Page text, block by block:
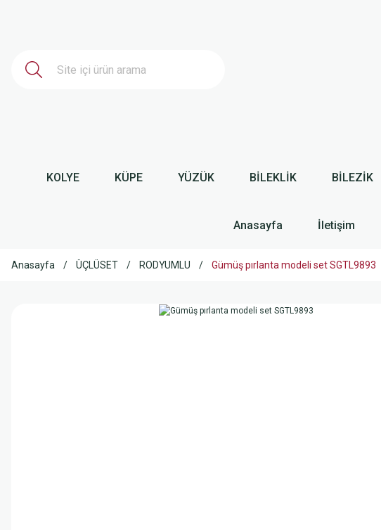
KOLYE KÜPE YÜZÜK BİLEKLİK BİLEZİK
Anasayfa İletişim
Anasayfa ÜÇLÜSET RODYUMLU Gümüş pırlanta modeli set SGTL9893